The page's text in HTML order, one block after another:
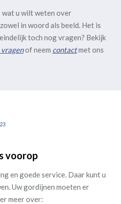
wat u wilt weten over
in woord als beeld. Het is
toch nog vragen? Bekijk
of neem contactmet ons
voorop
en goede service. Daar kunt u
Uw gordijnen moeten er
meer over: